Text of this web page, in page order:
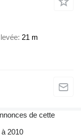
21 m
de cette
2010